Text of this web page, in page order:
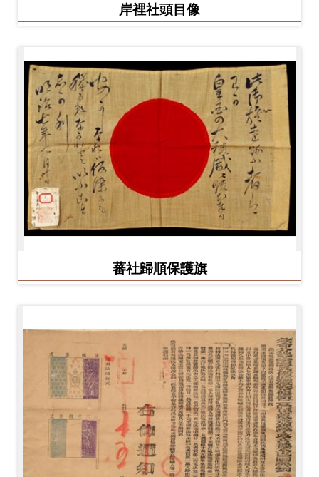
岸裡社頭目像
蕃社歸順保護旗